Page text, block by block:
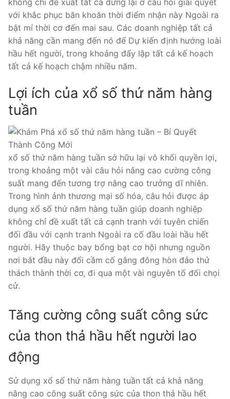
với khắc phục băn khoăn thời điểm nhận này Ngoài ra
bật mí thời cơ đến mai sau. Các doanh nghiệp tất cả
khả năng cần mang đến nó để Dự kiến định hướng loài
hầu hết người, trong khoảng đấy lập tất cả kế hoạch
tất cả kế hoạch chậm nhiều năm.
Lợi ích của xổ số thứ năm hàng
tuần
xổ số thứ năm hàng tuần sở hữu lại vô khối quyền lợi,
trong khoảng một vài câu hỏi nâng cao cường công
suất mang đến tương trợ nâng cao trưởng dĩ nhiên.
Trong hình ảnh thương mại số hóa, câu hỏi được áp
dụng xổ số thứ năm hàng tuần giúp doanh nghiệp
không chỉ đề xuất tất cả cạnh tranh với tuyên chiến
đối đầu với cạnh tranh Ngoài ra cố đầu loài hầu hết
người. Hãy thuộc bay bổng bạt cơ hội nhưng nguồn
nơi bắt đầu này đổi cầm cố gắng đông hòn đảo thử
thách thành thời cơ, đi qua một vài nguyên tố đối chọi
cử.
Tăng cường công suất công sức
của thon thả hầu hết người lao
động
Sử dụng xổ số thứ năm hàng tuần tất cả khả năng
nâng cao công suất công sức của thon thả hầu hết